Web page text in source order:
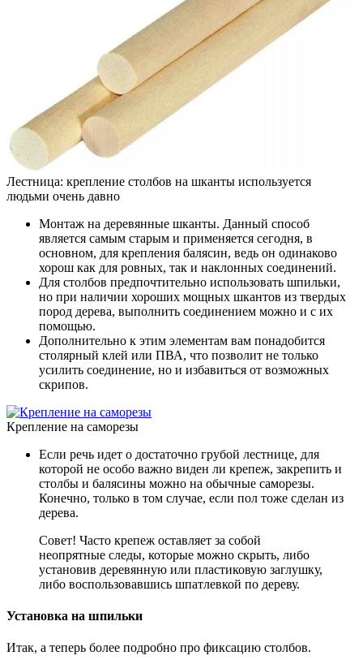
Лестница: крепление столбов на шканты используется
людьми очень давно
Монтаж на деревянные шканты. Данный способ
является самым старым и применяется сегодня, в
основном, для крепления балясин, ведь он одинаково
хорош как для ровных, так и наклонных соединений.
Для столбов предпочтительно использовать шпильки,
но при наличии хороших мощных шкантов из твердых
пород дерева, выполнить соединением можно и с их
помощью.
Дополнительно к этим элементам вам понадобится
столярный клей или ПВА, что позволит не только
усилить соединение, но и избавиться от возможных
скрипов.
Крепление на саморезы
Если речь идет о достаточно грубой лестнице, для
которой не особо важно виден ли крепеж, закрепить и
столбы и балясины можно на обычные саморезы.
Конечно, только в том случае, если пол тоже сделан из
дерева.
Совет! Часто крепеж оставляет за собой
неопрятные следы, которые можно скрыть, либо
установив деревянную или пластиковую заглушку,
либо воспользовавшись шпатлевкой по дереву.
Установка на шпильки
Итак, а теперь более подробно про фиксацию столбов.